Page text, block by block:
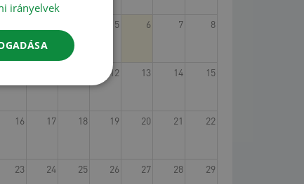
5 6 7 8
12 13 14 15
16 17 18 19 20 21 22
23 24 25 26 27 28 29
irányelvek